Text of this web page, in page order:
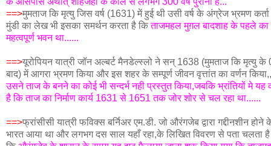
==>मुमताज कि मृत्यु जिस वर्ष (1631) में हुई थी उसी वर्ष के अंग्रेज भ्रमण कर्ता
मुंडी का लेख भी इसका समर्थन करता है किताजमहल मुग़ल बादशाह के पहले
महत्वपूर्ण भवन था......
==>यूरोपियन यात्री जॉन अल्बर्ट मैनडेल्स्लो ने सन् 1638 (मुमताज कि मृत्यु के
बाद) में आगरा भ्रमण किया और इस शहर के सम्पूर्ण जीवन वृत्तांत का वर्णन किया,,
उसने ताज के बनने का कोई भी सन्दर्भ नही प्रस्तुत किया,जबकि भ्रांतियों मे यह
है कि ताज का निर्माण कार्य 1631 से 1651 तक जोर शोर से चल रहा था......
==>फ्रांसीसी यात्री फविक्स बर्निअर एम.डी. जो औरंगजेब द्वारा गद्दीनशीन
भारत आया था और लगभग दस साल यहाँ रहा,के लिखित विवरण से पता चलता है